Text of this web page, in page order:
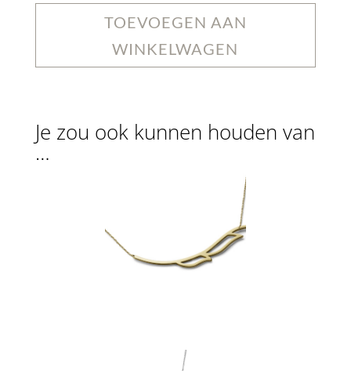
was:
€315,00.
is:
€295,00.
TOEVOEGEN AAN
WINKELWAGEN
Je zou ook kunnen houden van
…